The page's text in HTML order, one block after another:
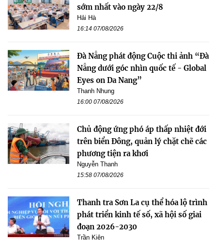
sớm nhất vào ngày 22/8
Hải Hà
16:14 07/08/2026
Đà Nẵng phát động Cuộc thi ảnh “Đà
Nẵng dưới góc nhìn quốc tế - Global
Eyes on Da Nang”
Thanh Nhung
16:00 07/08/2026
Chủ động ứng phó áp thấp nhiệt đới
trên biển Đông, quản lý chặt chẽ các
phương tiện ra khơi
Nguyễn Thanh
15:58 07/08/2026
Thanh tra Sơn La cụ thể hóa lộ trình
phát triển kinh tế số, xã hội số giai
đoạn 2026-2030
Trần Kiên